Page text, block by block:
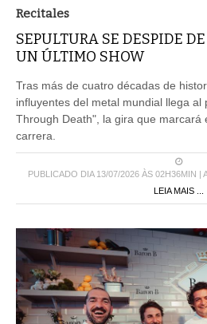
Recitales
SEPULTURA SE DESPIDE
UN ÚLTIMO SHOW
Tras más de cuatro décadas de
influyentes del metal mundial llega al
Through Death", la gira que marcará
carrera.
PUBLICADO DIA 13/07/2026 ÀS 02H36MIN |
LEIA MAIS ...